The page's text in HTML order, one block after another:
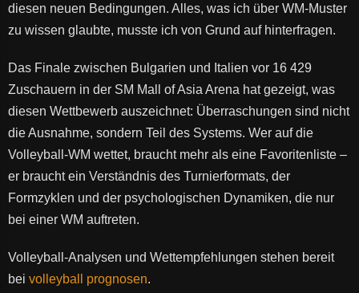
diesen neuen Bedingungen. Alles, was ich über WM-Muster
zu wissen glaubte, musste ich von Grund auf hinterfragen.
Das Finale zwischen Bulgarien und Italien vor 16 429
Zuschauern in der SM Mall of Asia Arena hat gezeigt, was
diesen Wettbewerb auszeichnet: Überraschungen sind nicht
die Ausnahme, sondern Teil des Systems. Wer auf die
Volleyball-WM wettet, braucht mehr als eine Favoritenliste –
er braucht ein Verständnis des Turnierformats, der
Formzyklen und der psychologischen Dynamiken, die nur
bei einer WM auftreten.
Volleyball-Analysen und Wettempfehlungen stehen bereit
bei volleyball prognosen.